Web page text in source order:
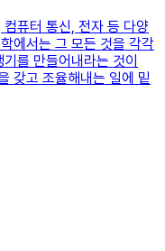
퓨터 통신, 전자 등 다양
에서는 그 모든 것을 각각
를 만들어내라는 것이
갖고 조율해내는 일에 밑